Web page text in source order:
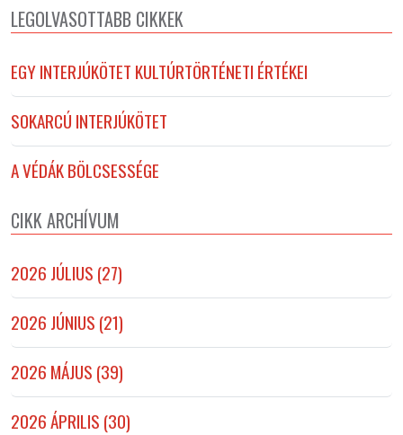
LEGOLVASOTTABB CIKKEK
EGY INTERJÚKÖTET KULTÚRTÖRTÉNETI ÉRTÉKEI
SOKARCÚ INTERJÚKÖTET
A VÉDÁK BÖLCSESSÉGE
CIKK ARCHÍVUM
2026 JÚLIUS (27)
2026 JÚNIUS (21)
2026 MÁJUS (39)
2026 ÁPRILIS (30)